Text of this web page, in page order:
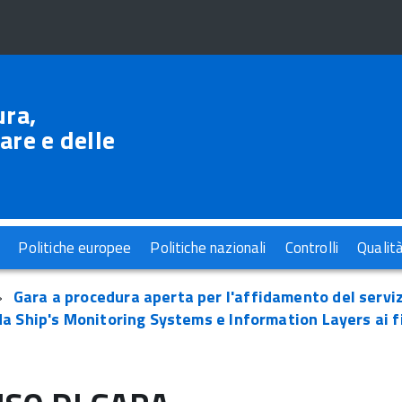
e delle
Politiche europee Politiche nazionali Controlli
Gara a procedura aperta per l'affidamento del
Monitoring Systems e Information Layers ai